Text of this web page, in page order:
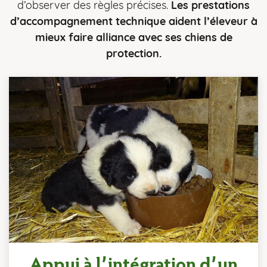
d’observer des règles précises. Les prestations
d’accompagnement technique aident l’éleveur à
mieux faire alliance avec ses chiens de
protection.